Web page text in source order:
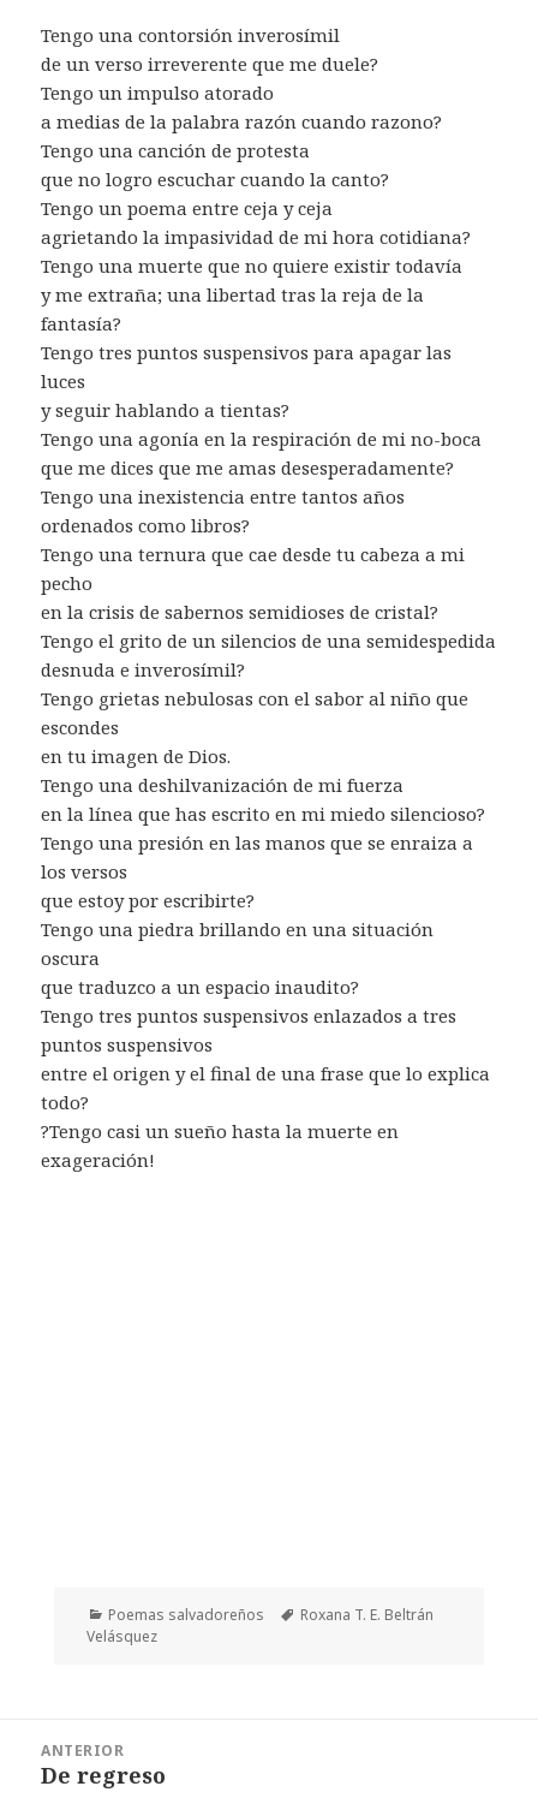
Tengo una contorsión inverosímil
de un verso irreverente que me duele?
Tengo un impulso atorado
a medias de la palabra razón cuando razono?
Tengo una canción de protesta
que no logro escuchar cuando la canto?
Tengo un poema entre ceja y ceja
agrietando la impasividad de mi hora cotidiana?
Tengo una muerte que no quiere existir todavía
y me extraña; una libertad tras la reja de la
fantasía?
Tengo tres puntos suspensivos para apagar las
luces
y seguir hablando a tientas?
Tengo una agonía en la respiración de mi no-boca
que me dices que me amas desesperadamente?
Tengo una inexistencia entre tantos años
ordenados como libros?
Tengo una ternura que cae desde tu cabeza a mi
pecho
en la crisis de sabernos semidioses de cristal?
Tengo el grito de un silencios de una semidespedida
desnuda e inverosímil?
Tengo grietas nebulosas con el sabor al niño que
escondes
en tu imagen de Dios.
Tengo una deshilvanización de mi fuerza
en la línea que has escrito en mi miedo silencioso?
Tengo una presión en las manos que se enraiza a
los versos
que estoy por escribirte?
Tengo una piedra brillando en una situación
oscura
que traduzco a un espacio inaudito?
Tengo tres puntos suspensivos enlazados a tres
puntos suspensivos
entre el origen y el final de una frase que lo explica
todo?
?Tengo casi un sueño hasta la muerte en
exageración!
Categorías
Poemas salvadoreños Etiquetas
Roxana T. E. Beltrán
Velásquez
entradas
ANTERIOR
Entrada
De regreso